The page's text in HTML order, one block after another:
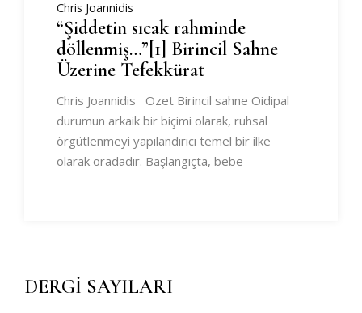
Chris Joannidis
“Şiddetin sıcak rahminde
döllenmiş…”[1] Birincil Sahne
Üzerine Tefekkürat
Chris Joannidis Özet Birincil sahne Oidipal
durumun arkaik bir biçimi olarak, ruhsal
örgütlenmeyi yapılandırıcı temel bir ilke
olarak oradadır. Başlangıçta, bebe
DERGİ SAYILARI